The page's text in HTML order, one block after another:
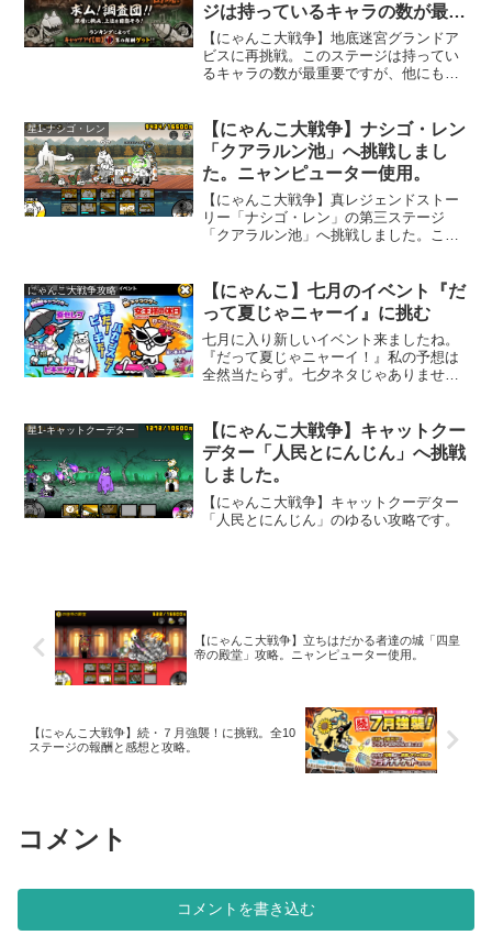
ジは持っているキャラの数が最重
要ですね。
【にゃんこ大戦争】地底迷宮グランドア
ビスに再挑戦。このステージは持ってい
るキャラの数が最重要ですが、他にもい
個人的な意見になってしまいますが、い
くつかクリアの進め方を書いてみます。
星1-ナシゴ・レン
【にゃんこ大戦争】ナシゴ・レン
「クアラルン池」へ挑戦しまし
た。ニャンピューター使用。
【にゃんこ大戦争】真レジェンドストー
リー「ナシゴ・レン」の第三ステージ
「クアラルン池」へ挑戦しました。ここ
くるので、１体のときはあまり気にしま
せんでしたが、数体出てくると凄く厄介
です。
にゃんこ大戦争攻略
【にゃんこ】七月のイベント『だ
って夏じゃニャーイ』に挑む
七月に入り新しいイベント来ましたね。
『だって夏じゃニャーイ！』私の予想は
全然当たらず。七夕ネタじゃありません
カンス満喫中の犬も出て来ますが、全然
強くない。沢山熊が出てき...
星1-キャットクーデター
【にゃんこ大戦争】キャットクー
デター「人民とにんじん」へ挑戦
しました。
【にゃんこ大戦争】キャットクーデター
「人民とにんじん」のゆるい攻略です。
【にゃんこ大戦争】立ちはだかる者達の城「四皇
帝の殿堂」攻略。ニャンピューター使用。
【にゃんこ大戦争】続・７月強襲！に挑戦。全10
ステージの報酬と感想と攻略。
コメント
コメントを書き込む